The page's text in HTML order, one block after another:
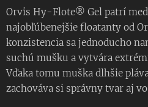
Orvis Hy-Flote® Gel patrí
najobľúbenejšie floatanty od
konzistencia sa jednoducho
suchú mušku a vytvára
Vďaka tomu muška dlhšie
zachováva si správny tvar aj